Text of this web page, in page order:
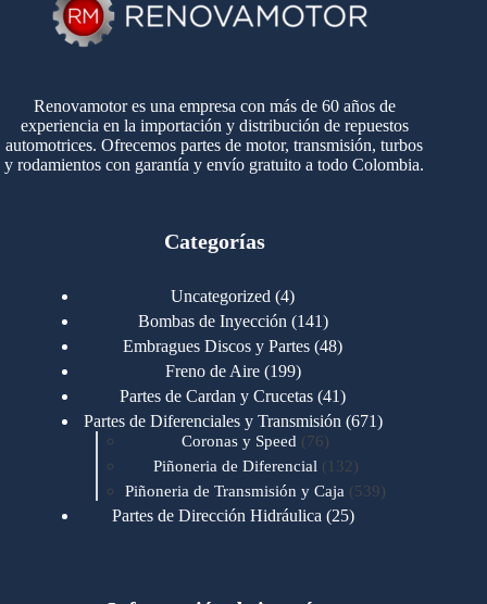
Renovamotor es una empresa con más de 60 años de
experiencia en la importación y distribución de repuestos
automotrices. Ofrecemos partes de motor, transmisión, turbos
y rodamientos con garantía y envío gratuito a todo Colombia.
Categorías
Uncategorized 44
productos
Bombas de Inyección 141141
productos
Embragues Discos y Partes 4848
Freno de Aire 199199
productos
Partes de Cardan y Crucetas 4141
productos
Partes de Diferenciales y Transmisión 671671
Coronas y Speed 7676
productos
Piñoneria de Diferencial 132 132
productos
Piñoneria de Transmisión y Caja 539539
Partes de Dirección Hidráulica 2525